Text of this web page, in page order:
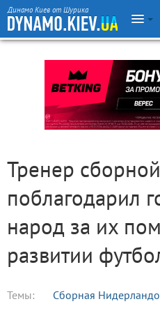
Динамо Киев от Шурика
Тренер
поблагодарил
народ за их
развитии
Темы: Сборная